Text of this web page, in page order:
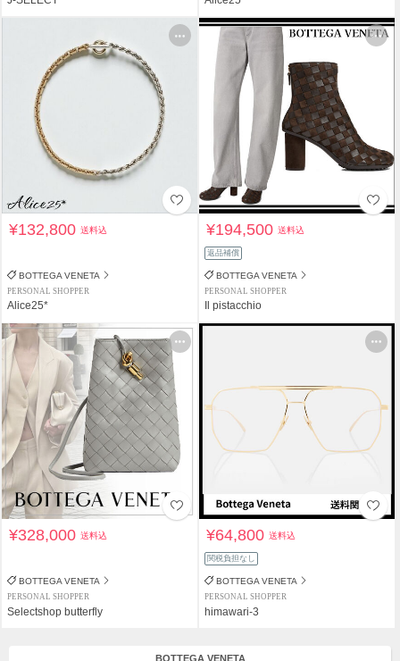
¥132,800送料込
BOTTEGA VENETA
PERSONAL SHOPPER
Alice25*
¥194,500送料込
返品補償
BOTTEGA VENETA
PERSONAL SHOPPER
Il pistacchio
¥328,000送料込
BOTTEGA VENETA
PERSONAL SHOPPER
Selectshop butterfly
¥64,800送料込
関税負担なし
BOTTEGA VENETA
PERSONAL SHOPPER
himawari-3
BOTTEGA VENETA